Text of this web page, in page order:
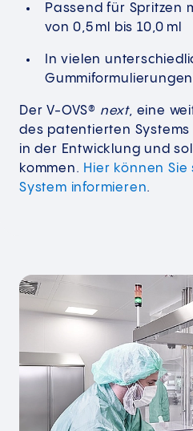
Passend für Spritzen
von 0,5 ml bis 10,0 ml
In vielen
Der V-OVS® next, eine
des patentierten
in der Entwicklung und
kommen. Hier können
System informieren.